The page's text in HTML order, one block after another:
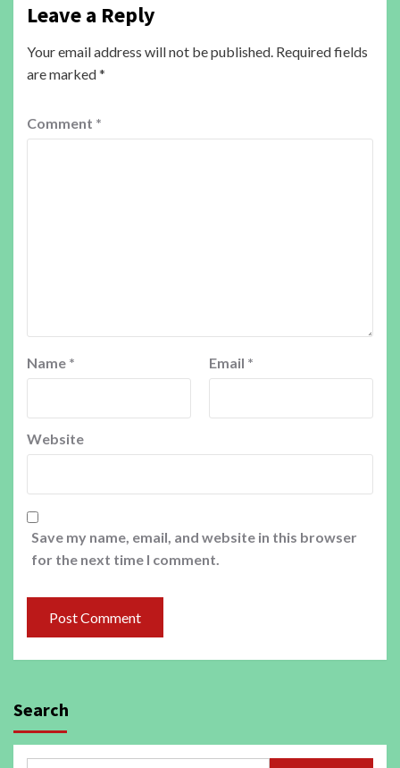
Leave a Reply
Your email address will not be published. Required fields
are marked*
Comment *
Name * Email *
Website
Save my name, email, and website in this browser
for the next time I comment.
Search